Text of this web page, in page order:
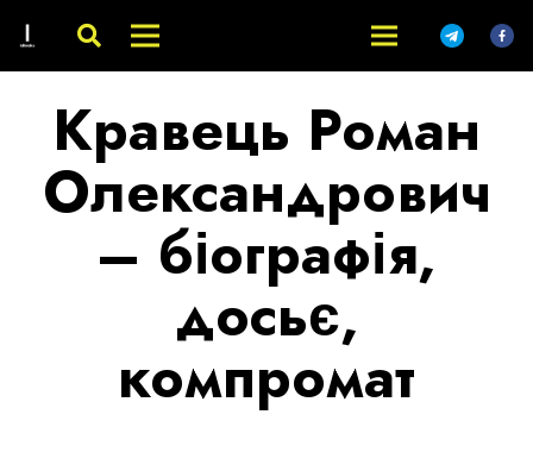
Кравець Роман
Олександрович
– біографія,
досьє,
компромат